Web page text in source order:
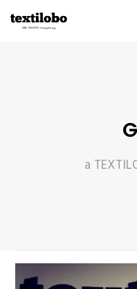
a